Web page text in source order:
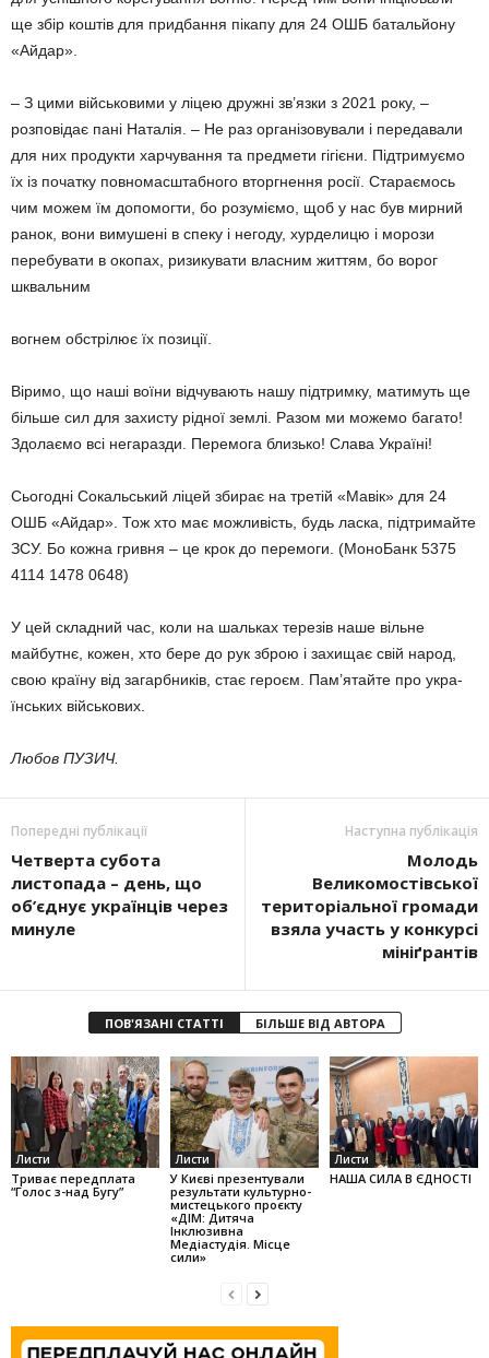
ще збір коштів для придбання пікапу для 24 ОШБ батальйону
«Айдар».
– З цими військовими у ліцею друж­ні зв’язки з 2021 року, –
розповідає пані Наталія. – Не раз організовували і передавали
для них продукти харчу­вання та предмети гігієни. Підтриму­ємо
їх із початку повномасштабного вторгнення росії. Стараємось
чим мо­жем їм допомогти, бо розуміємо, щоб у нас був мирний
ранок, вони вимуше­ні в спеку і негоду, хурделицю і морози
перебувати в окопах, ризикувати власним життям, бо ворог
шквальним
вогнем обстрілює їх позиції.
Віримо, що наші воїни відчувають нашу підтримку, матимуть ще
більше сил для захисту рідної землі. Разом ми можемо багато!
Здолаємо всі нега­разди. Перемога близько! Слава Укра­їні!
Сьогодні Сокальський ліцей збирає на третій «Мавік» для 24
ОШБ «Ай­дар». Тож хто має можливість, будь ласка, підтримайте
ЗСУ. Бо кожна гривня – це крок до перемоги. (Моно­Банк 5375
4114 1478 0648)
У цей складний час, коли на шаль­ках терезів наше вільне
майбутнє, ко­жен, хто бере до рук зброю і захищає свій народ,
свою країну від загарбни­ків, стає героєм. Пам’ятайте про укра­
їнських військових.
Любов ПУЗИЧ.
Попередні публікації
Четверта субота
листопада – день, що
об’єднує українців через
минуле
Наступна публікація
Молодь
Великомостівської
територіальної громади
взяла участь у конкурсі
мініґрантів
ПОВ'ЯЗАНІ СТАТТІ БІЛЬШЕ ВІД АВТОРА
Листи
Триває передплата
“Голос з-над Бугу”
Листи
У Києві презентували
результати культурно-
мистецького проєкту
«ДІМ: Дитяча
Інклюзивна
Медіастудія. Місце
сили»
Листи
НАША СИЛА В ЄДНОСТІ